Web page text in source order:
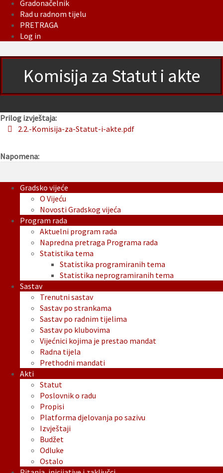
Gradonačelnik
Rad u radnom tijelu
PRETRAGA
Log in
Komisija za Statut i akte
Prilog izvještaja:
2.2.-Komisija-za-Statut-i-akte.pdf
Napomena:
Gradsko vijeće
O Vijeću
Novosti Gradskog vijeća
Program rada
Aktuelni program rada
Napredna pretraga Programa rada
Statistika tema
Statistika programiranih tema
Statistika neprogramiranih tema
Sastav
Trenutni sastav
Sastav po strankama
Sastav po radnim tijelima
Sastav po klubovima
Vijećnici kojima je prestao mandat
Radna tijela
Prethodni mandati
Akti
Statut
Poslovnik o radu
Propisi
Platforma djelovanja po sazivu
Izvještaji
Budžet
Odluke
Ostalo